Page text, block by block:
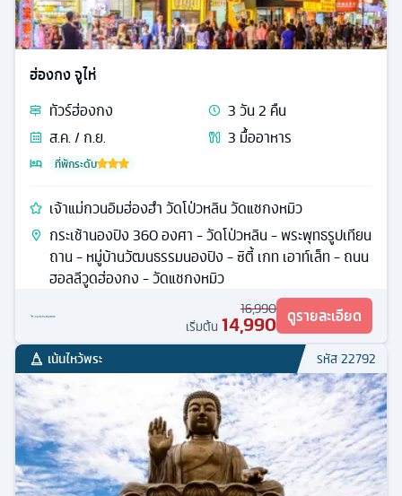
ฮ่องกง จูไห่
ทัวร์ฮ่องกง 3วัน2 คืน
ส.ค. / ก.ย.
3 มื้ออาหาร
ที่พักระดับ
เจ้าแม่กวนอิมฮ่องฮำ วัดโป่วหลิน วัดแชกงหมิว
กระเช้านองปิง 360 องศา - วัดโป่วหลิน - พระพุทธรูปเทียน
ถาน - หมู่บ้านวัฒนธรรมนองปิง - ซิตี้ เกท เอาท์เล็ท - ถนน
ฮอลลีวูดฮ่องกง - วัดแชกงหมิว
16,990
เริ่มต้น 14,990 ดูรายละเอียด
เน้นไหว้พระ รหัส22792